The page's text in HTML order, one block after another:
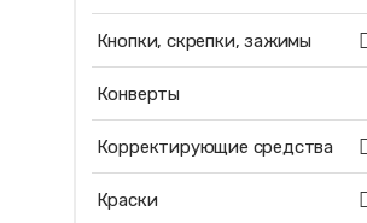
Кнопки, скрепки, зажимы
Конверты
Корректирующие средства
Краски